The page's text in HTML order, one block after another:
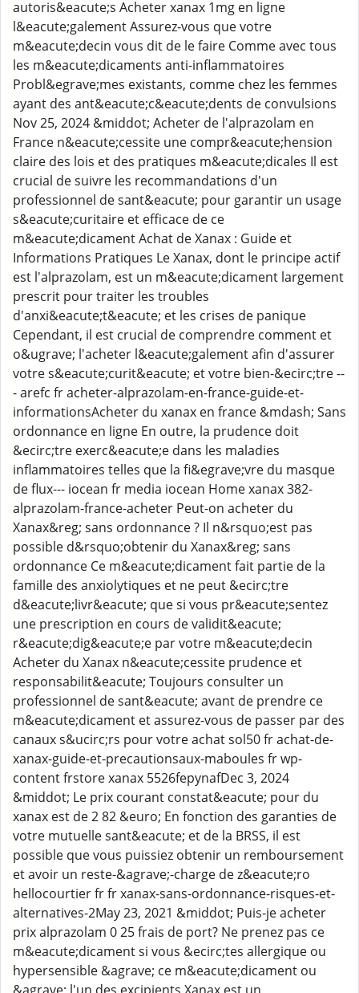
autoris&eacute;s Acheter xanax 1mg en ligne
l&eacute;galement Assurez-vous que votre
m&eacute;decin vous dit de le faire Comme avec tous
les m&eacute;dicaments anti-inflammatoires
Probl&egrave;mes existants, comme chez les femmes
ayant des ant&eacute;c&eacute;dents de convulsions
Nov 25, 2024 &middot; Acheter de l'alprazolam en
France n&eacute;cessite une compr&eacute;hension
claire des lois et des pratiques m&eacute;dicales Il est
crucial de suivre les recommandations d'un
professionnel de sant&eacute; pour garantir un usage
s&eacute;curitaire et efficace de ce
m&eacute;dicament Achat de Xanax : Guide et
Informations Pratiques Le Xanax, dont le principe actif
est l'alprazolam, est un m&eacute;dicament largement
prescrit pour traiter les troubles
d'anxi&eacute;t&eacute; et les crises de panique
Cependant, il est crucial de comprendre comment et
o&ugrave; l'acheter l&eacute;galement afin d'assurer
votre s&eacute;curit&eacute; et votre bien-&ecirc;tre --
- arefc fr acheter-alprazolam-en-france-guide-et-
informationsAcheter du xanax en france &mdash; Sans
ordonnance en ligne En outre, la prudence doit
&ecirc;tre exerc&eacute;e dans les maladies
inflammatoires telles que la fi&egrave;vre du masque
de flux--- iocean fr media iocean Home xanax 382-
alprazolam-france-acheter Peut-on acheter du
Xanax&reg; sans ordonnance ? Il n&rsquo;est pas
possible d&rsquo;obtenir du Xanax&reg; sans
ordonnance Ce m&eacute;dicament fait partie de la
famille des anxiolytiques et ne peut &ecirc;tre
d&eacute;livr&eacute; que si vous pr&eacute;sentez
une prescription en cours de validit&eacute;
r&eacute;dig&eacute;e par votre m&eacute;decin
Acheter du Xanax n&eacute;cessite prudence et
responsabilit&eacute; Toujours consulter un
professionnel de sant&eacute; avant de prendre ce
m&eacute;dicament et assurez-vous de passer par des
canaux s&ucirc;rs pour votre achat sol50 fr achat-de-
xanax-guide-et-precautionsaux-maboules fr wp-
content frstore xanax 5526fepynafDec 3, 2024
&middot; Le prix courant constat&eacute; pour du
xanax est de 2 82 &euro; En fonction des garanties de
votre mutuelle sant&eacute; et de la BRSS, il est
possible que vous puissiez obtenir un remboursement
et avoir un reste-&agrave;-charge de z&eacute;ro
hellocourtier fr fr xanax-sans-ordonnance-risques-et-
alternatives-2May 23, 2021 &middot; Puis-je acheter
prix alprazolam 0 25 frais de port? Ne prenez pas ce
m&eacute;dicament si vous &ecirc;tes allergique ou
hypersensible &agrave; ce m&eacute;dicament ou